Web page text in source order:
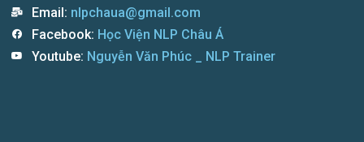
Email: nlpchaua@gmail.com
Facebook: Học Viện NLP Châu Á
Youtube: Nguyễn Văn Phúc _ NLP Trainer